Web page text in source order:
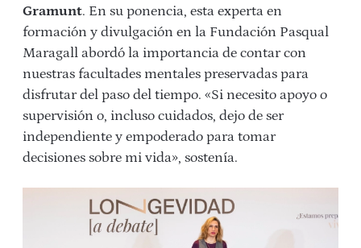
Gramunt. En su ponencia, esta experta en
formación y divulgación en la Fundación Pasqual
Maragall abordó la importancia de contar con
nuestras facultades mentales preservadas para
disfrutar del paso del tiempo. «Si necesito apoyo o
supervisión o, incluso cuidados, dejo de ser
independiente y empoderado para tomar
decisiones sobre mi vida», sostenía.